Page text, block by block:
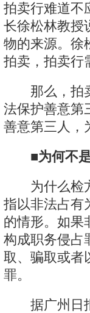
拍卖行难道不
长徐松林教授
物的来源。徐
拍卖，拍卖行
那么，拍卖
法保护善意第
善意第三人，
■为何不
为什么检方
指以非法占有
的情形。如果
构成职务侵占
取、骗取或者
罪。
据广州日报